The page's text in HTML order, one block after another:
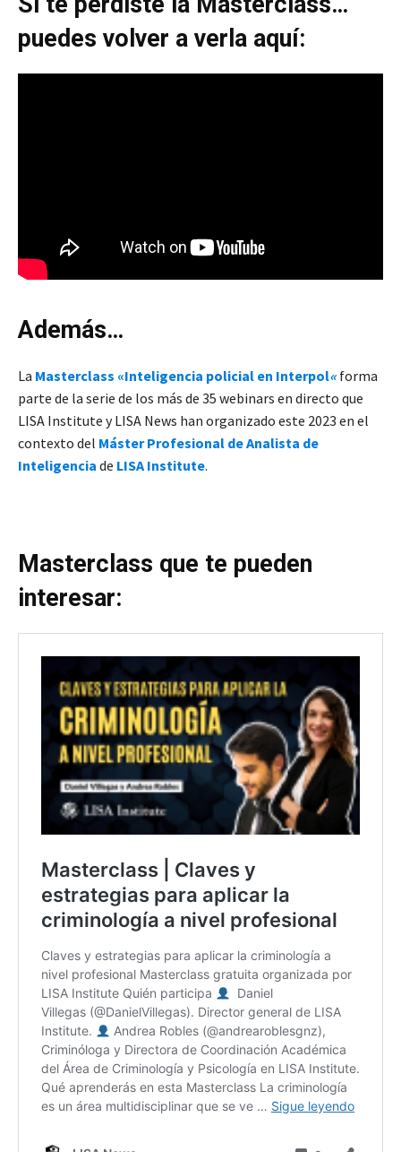
puedes volver a verla aquí:
Además…
La Masterclass «Inteligencia policial en Interpol«forma
parte de la serie de los más de 35 webinars en directo que
LISA Institute y LISA News han organizado este 2023 en el
contexto del Máster Profesional de Analista de
Inteligencia de LISA Institute.
Masterclass que te pueden
interesar: